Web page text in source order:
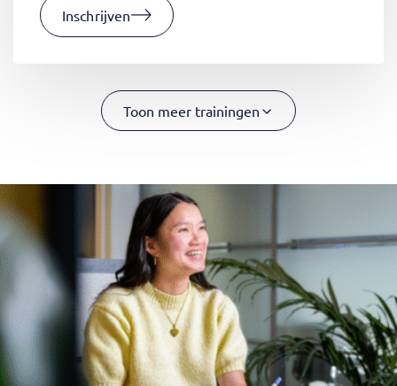
Inschrijven
Toon meer trainingen